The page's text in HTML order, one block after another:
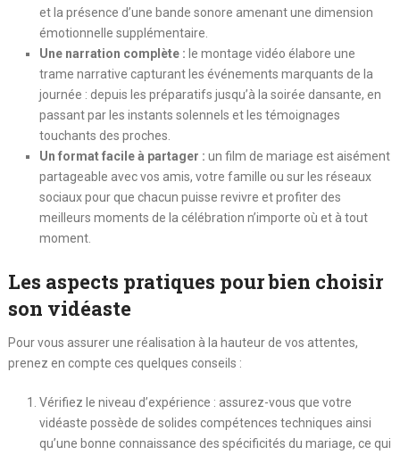
et la présence d’une bande sonore amenant une dimension
émotionnelle supplémentaire.
Une narration complète : le montage vidéo élabore une
trame narrative capturant les événements marquants de la
journée : depuis les préparatifs jusqu’à la soirée dansante, en
passant par les instants solennels et les témoignages
touchants des proches.
Un format facile à partager : un film de mariage est aisément
partageable avec vos amis, votre famille ou sur les réseaux
sociaux pour que chacun puisse revivre et profiter des
meilleurs moments de la célébration n’importe où et à tout
moment.
Les aspects pratiques pour bien choisir
son vidéaste
Pour vous assurer une réalisation à la hauteur de vos attentes,
prenez en compte ces quelques conseils :
Vérifiez le niveau d’expérience : assurez-vous que votre
vidéaste possède de solides compétences techniques ainsi
qu’une bonne connaissance des spécificités du mariage, ce qui